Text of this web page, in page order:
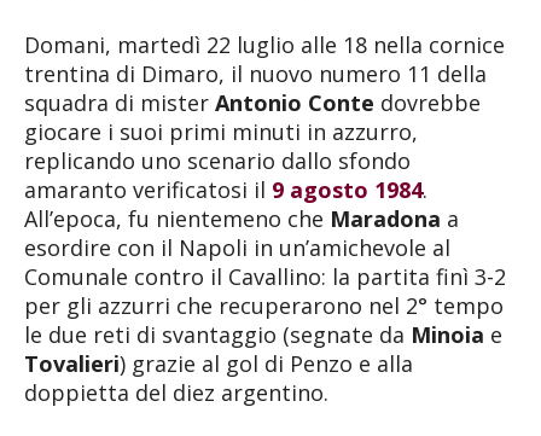
Domani, martedì 22 luglio alle 18 nella cornice
trentina di Dimaro, il nuovo numero 11 della
squadra di mister Antonio Conte dovrebbe
giocare i suoi primi minuti in azzurro,
replicando uno scenario dallo sfondo
amaranto verificatosi il 9 agosto 1984.
All’epoca, fu nientemeno che Maradona a
esordire con il Napoli in un’amichevole al
Comunale contro il Cavallino: la partita finì 3-2
per gli azzurri che recuperarono nel 2° tempo
le due reti di svantaggio (segnate da Minoia e
Tovalieri) grazie al gol di Penzo e alla
doppietta del diez argentino.